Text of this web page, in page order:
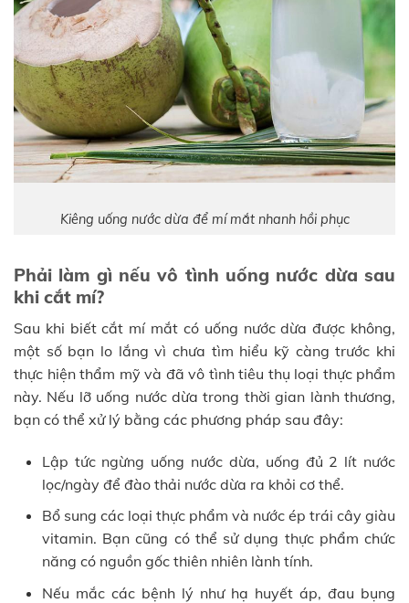
Kiêng uống nước dừa để mí mắt nhanh hồi phục
Phải làm gì nếu vô tình uống nước dừa sau
khi cắt mí?
Sau khi biết cắt mí mắt có uống nước dừa được không,
một số bạn lo lắng vì chưa tìm hiểu kỹ càng trước khi
thực hiện thẩm mỹ và đã vô tình tiêu thụ loại thực phẩm
này. Nếu lỡ uống nước dừa trong thời gian lành thương,
bạn có thể xử lý bằng các phương pháp sau đây:
Lập tức ngừng uống nước dừa, uống đủ 2 lít nước
lọc/ngày để đào thải nước dừa ra khỏi cơ thể.
Bổ sung các loại thực phẩm và nước ép trái cây giàu
vitamin. Bạn cũng có thể sử dụng thực phẩm chức
năng có nguồn gốc thiên nhiên lành tính.
Nếu mắc các bệnh lý như hạ huyết áp, đau bụng